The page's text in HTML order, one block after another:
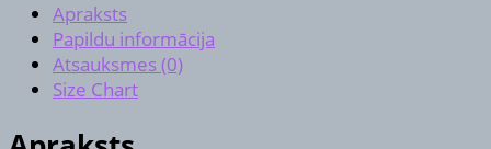
Apraksts
Papildu informācija
Atsauksmes (0)
Size Chart